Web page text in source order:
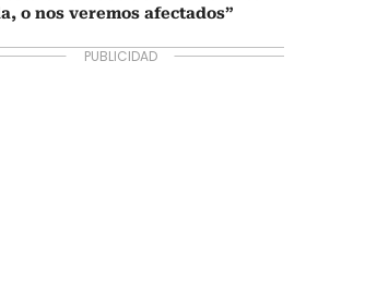
o nos veremos afectados”